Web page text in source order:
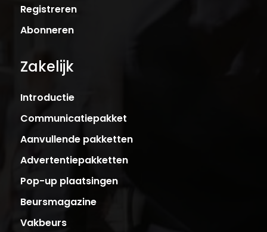
Registreren
Abonneren
Zakelijk
Introductie
Communicatiepakket
Aanvullende pakketten
Advertentiepakketten
Pop-up plaatsingen
Beursmagazine
Vakbeurs